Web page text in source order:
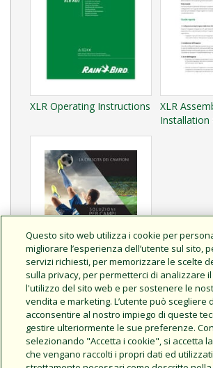
XLR Operating Instructions
XLR
Installation
SOLUZIONI PER CAMPI
SPORTIVI
Questo sito web utilizza i cookie per
migliorare l’esperienza dell’utente sul sito,
servizi richiesti, per memorizzare le scelte
sulla privacy, per permetterci di analizzare
l'utilizzo del sito web e per sostenere le
vendita e marketing. L’utente può scegliere
acconsentire al nostro impiego di queste
gestire ulteriormente le sue preferenze.
selezionando "Accetta i cookie", si accetta
che vengano raccolti i propri dati ed